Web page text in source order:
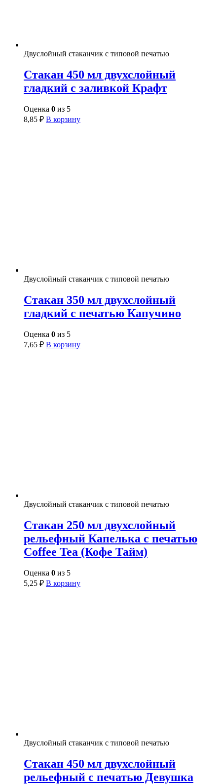
Двуслойный стаканчик с типовой печатью
Стакан 450 мл двухслойный
гладкий с заливкой Крафт
Оценка 0 из 5
8,85 ₽ В корзину
Двуслойный стаканчик с типовой печатью
Стакан 350 мл двухслойный
гладкий с печатью Капучино
Оценка 0 из 5
7,65 ₽ В корзину
Двуслойный стаканчик с типовой печатью
Стакан 250 мл двухслойный
рельефный Капелька с печатью
Coffee Tea (Кофе Тайм)
Оценка 0 из 5
5,25 ₽ В корзину
Двуслойный стаканчик с типовой печатью
Стакан 450 мл двухслойный
рельефный с печатью Девушка